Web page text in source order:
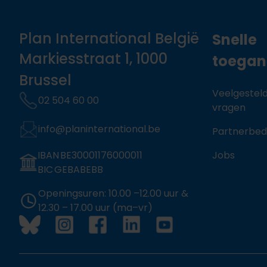
Plan International België
Markiesstraat 1, 1000
Brussel
02 504 60 00
info@planinternational.be
IBAN BE30001176000011
BIC GEBABEBB
Openingsuren: 10.00 –12.00 uur &
12.30 – 17.00 uur (ma–vr)
Snelle
vragen
Jobs